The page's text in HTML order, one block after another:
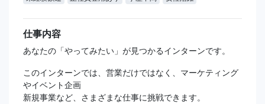
仕事内容
あなたの「やってみたい」が見つかるインターンです。
このインターンでは、営業だけではなく、マーケティング
やイベント企画
新規事業など、さまざまな仕事に挑戦できます。